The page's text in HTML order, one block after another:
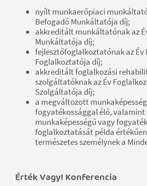
nyílt munkaerőpiaci
Befogadó Munkáltatója díj;
akkreditált munkáltatónak az
Munkáltatója díj;
fejlesztőfoglalkoztatónak az Év
Foglalkoztatója díj;
akkreditált foglalkozási
szolgáltatóknak az Év
Szolgáltatója díj;
a megváltozott
fogyatékossággal élő,
munkaképességű vagy
foglalkoztatását példa
természetes személynek a
Érték Vagy! Konferencia